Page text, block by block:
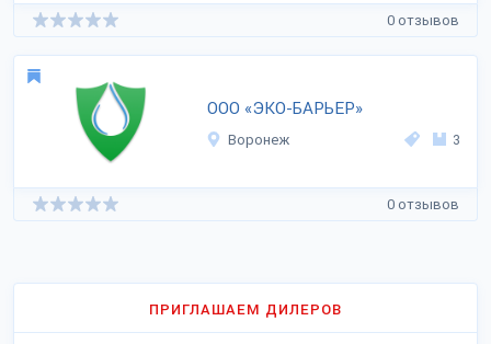
0 отзывов
ООО «ЭКО-БАРЬЕР»
Воронеж 3
0 отзывов
ПРИГЛАШАЕМ ДИЛЕРОВ